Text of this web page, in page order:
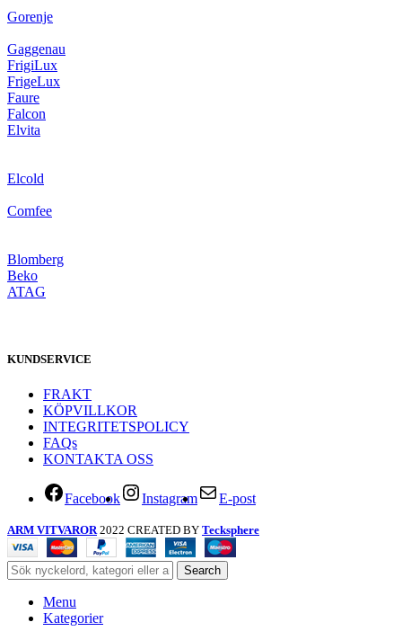
Gorenje
Gaggenau
FrigiLux
FrigeLux
Faure
Falcon
Elvita
Elcold
Comfee
Blomberg
Beko
ATAG
KUNDSERVICE
FRAKT
KÖPVILLKOR
INTEGRITETSPOLICY
FAQs
KONTAKTA OSS
Facebook Instagram E-post
ARM VITVAROR 2022 CREATED BY Tecksphere
Search
Menu
Kategorier